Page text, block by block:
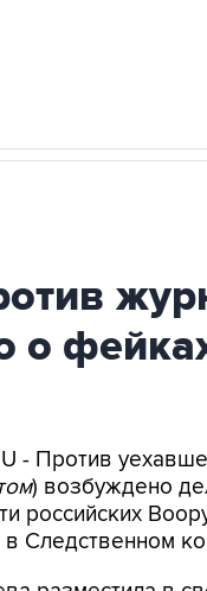
о
- Против
) возбуждено
российских
Следственном